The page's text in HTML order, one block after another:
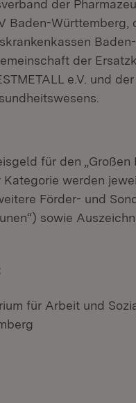
der
Baden-
der
e.V. und
für den „Großen
Kategorie werden
Förder- und
sowie
für Arbeit und